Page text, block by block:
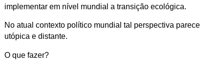
implementar em nível mundial a transição ecológica.
No atual contexto político mundial tal perspectiva parece
utópica e distante.
O que fazer?